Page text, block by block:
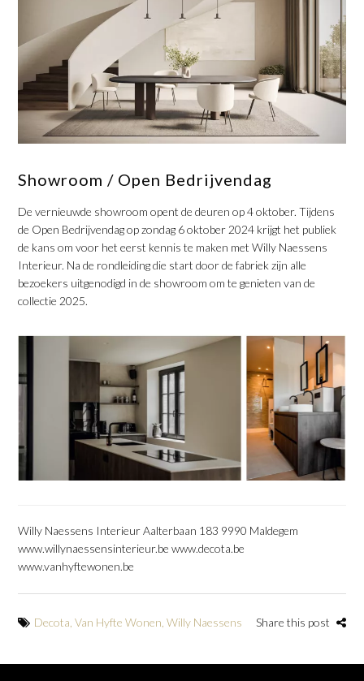
Showroom / Open Bedrijvendag
De vernieuwde showroom opent de deuren op 4 oktober. Tijdens
de Open Bedrijvendag op zondag 6 oktober 2024 krijgt het publiek
de kans om voor het eerst kennis te maken met Willy Naessens
Interieur. Na de rondleiding die start door de fabriek zijn alle
bezoekers uitgenodigd in de showroom om te genieten van de
collectie 2025.
Willy Naessens Interieur Aalterbaan 183 9990 Maldegem
www.willynaessensinterieur.be www.decota.be
www.vanhyftewonen.be
Decota ,Van Hyfte Wonen ,Willy Naessens Share this post